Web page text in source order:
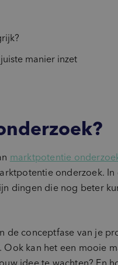
manier inzet
marktpotentie
onderzoek.
dingen die nog beter
de conceptfase van je
kan het een mooie
idee te wachten? En